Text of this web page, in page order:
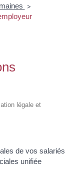
>
légale et
de vos salariés
unifiée